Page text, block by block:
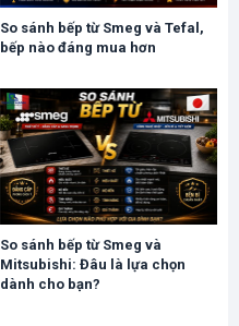
So sánh bếp từ Smeg và Tefal,
bếp nào đáng mua hơn
So sánh bếp từ Smeg và
Mitsubishi: Đâu là lựa chọn
dành cho bạn?